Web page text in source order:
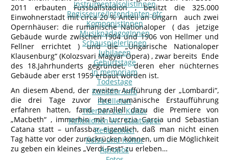
InstrumentalsolistInnen
Regisseure/Intendanten-etc
KomponistInnen
MusikpädagogInnen
SchauspielerInnen
Jubilaeen
Geburtstage
In memoriam
Todestage
Künstler-Info
Feuilleton
Themen zur Kultur
Reflexionen Wr. Staatsoper
Reflexionen
Reise und Kultur
Apropos
2011 erbauten Fussballstadion , besitzt die 325.000
Einwohnerstadt mit circa 20 % Anteil an Ungarn auch zwei
Opernhäuser: die rumänische Nationaloper ( das jetzige
Gebäude wurde zwischen 1904 und 1906 von Hellmer und
Fellner errichtet ) und die „Ungarische Nationaloper
Klausenburg“ (Kolozsvari Magyar Opera) , zwar bereits Ende
des 18.Jahrhunderts gegründet, deren eher nüchternes
Gebäude aber erst 1959 erbaut worden ist.
An diesem Abend, der zweiten Aufführung der „Lombardi“,
die drei Tage zuvor ihre rumänische Erstaufführung
erfahren hatten, fand parallell dazu die Premiere von
„Macbeth“ , immerhin mit Lucrezia Garcia und Sebastian
Catana statt – unfassbar eigentlich, daß man nicht einen
Tag hätte vor oder zurückrücken können, um die Möglichkeit
zu geben ein kleines „Verdi-Fest“ zu erleben…